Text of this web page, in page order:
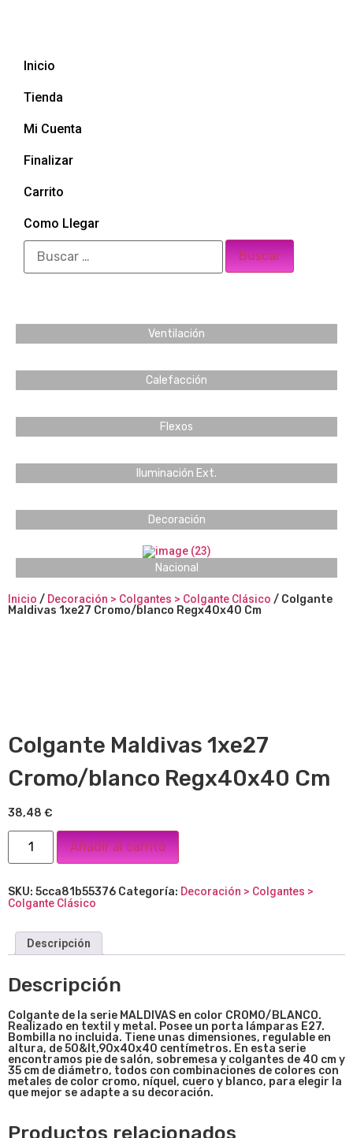
Inicio
Tienda
Mi Cuenta
Finalizar
Carrito
Como Llegar
Ventilación
Calefacción
Flexos
Iluminación Ext.
Decoración
Nacional
Inicio / Decoración > Colgantes > Colgante Clásico / Colgante
Maldivas 1xe27 Cromo/blanco Regx40x40 Cm
Colgante Maldivas 1xe27
Cromo/blanco Regx40x40 Cm
38,48 €
Añadir al carrito
SKU: 5cca81b55376 Categoría: Decoración > Colgantes >
Colgante Clásico
Descripción
Descripción
Colgante de la serie MALDIVAS en color CROMO/BLANCO.
Realizado en textil y metal. Posee un porta lámparas E27.
Bombilla no incluida. Tiene unas dimensiones, regulable en
altura, de50&lt,90x40x40 centímetros. En esta serie
encontramos pie de salón, sobremesa y colgantes de 40 cm y
35 cm de diámetro, todos con combinaciones de colores con
metales de color cromo, níquel, cuero y blanco, para elegir la
que mejor se adapte a su decoración.
Productos relacionados